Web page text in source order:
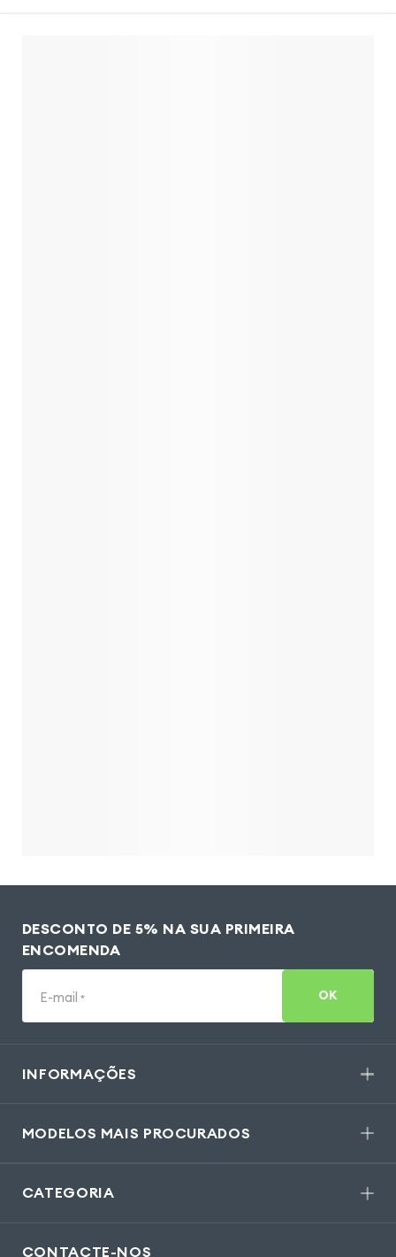
DESCONTO DE 5% NA SUA PRIMEIRA
ENCOMENDA
E-mail * OK
INFORMAÇÕES
MODELOS MAIS PROCURADOS
CATEGORIA
CONTACTE-NOS